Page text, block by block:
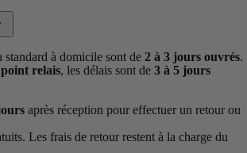
à domicile sont de 2 à 3 jours ouvrés.
point relais, les délais sont de 3 à 5 jours
après réception pour effectuer un retour ou
Les frais de retour restent à la charge du